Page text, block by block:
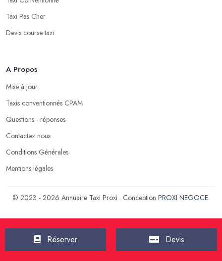
Taxi Pas Cher
Devis course taxi
A Propos
Mise à jour
Taxis conventionnés CPAM
Questions - réponses
Contactez nous
Conditions Générales
Mentions légales
© 2023 - 2026 Annuaire Taxi Proxi . Conception PROXI NEGOCE.
Réserver Devis